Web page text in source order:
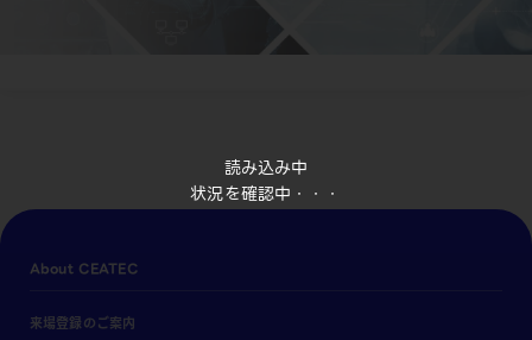
読み込み中
状況を確認中・・・
About CEATEC
来場登録のご案内